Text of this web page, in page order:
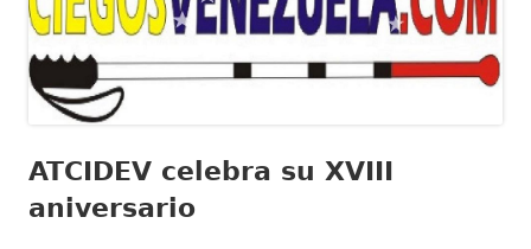
ATCIDEV celebra su XVIII
aniversario